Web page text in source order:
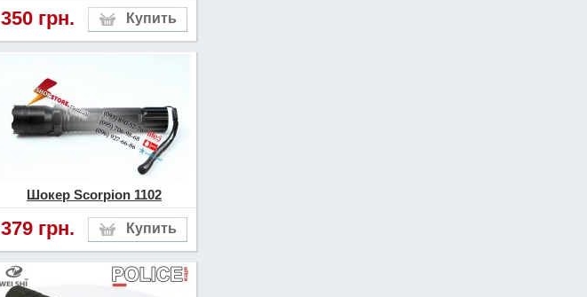
350 грн.
Шокер Scorpion 1102
379 грн.